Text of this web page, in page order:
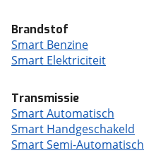
Brandstof
Smart Benzine
Smart Elektriciteit
Transmissie
Smart Automatisch
Smart Handgeschakeld
Smart Semi-Automatisch